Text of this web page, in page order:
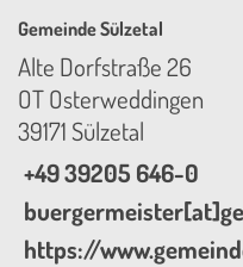
Gemeinde Sülzetal
Alte Dorfstraße 26
OT Osterweddingen
39171 Sülzetal
+49 39205 646-0
https://